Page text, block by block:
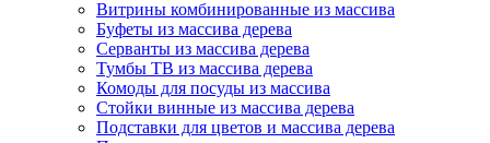
Витрины комбинированные из массива
Буфеты из массива дерева
Серванты из массива дерева
Тумбы ТВ из массива дерева
Комоды для посуды из массива
Стойки винные из массива дерева
Подставки для цветов и массива дерева